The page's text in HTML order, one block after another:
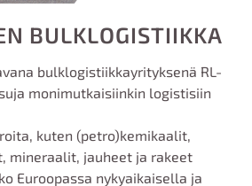
BULKLOGISTIIKKA
bulklogistiikkayrityksenä RL-
monimutkaisiinkin logistisiin
kuten (petro)kemikaalit,
mineraalit, jauheet ja rakeet
Euroopassa nykyaikaisella ja